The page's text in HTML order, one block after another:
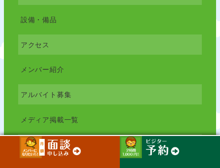
設備・備品
アクセス
メンバー紹介
アルバイト募集
メディア掲載一覧
イベント情報一覧